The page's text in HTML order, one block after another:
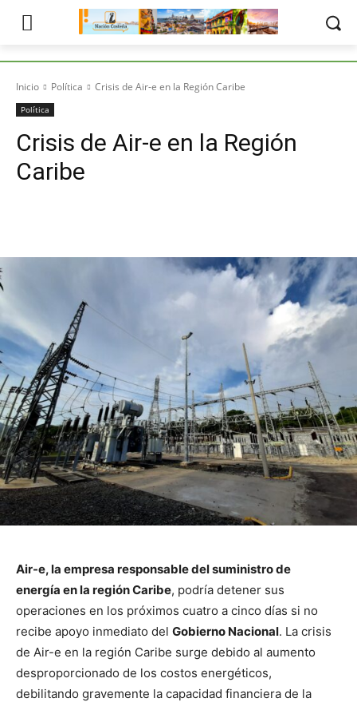
Inicio Política Crisis de Air-e en la Región Caribe
Política
Crisis de Air-e en la Región
Caribe
Air-e, la empresa responsable del suministro de
energía en la región Caribe, podría detener sus
operaciones en los próximos cuatro a cinco días si no
recibe apoyo inmediato del Gobierno Nacional. La crisis
de Air-e en la región Caribe surge debido al aumento
desproporcionado de los costos energéticos,
debilitando gravemente la capacidad financiera de la